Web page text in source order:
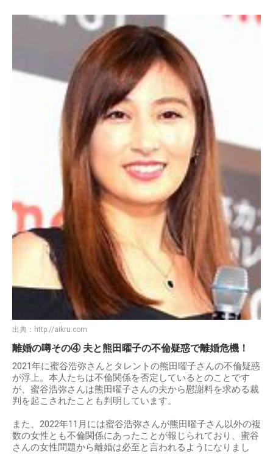
出典： http://aikru.com
離婚の噂その④ 夫と熊田曜子の不倫疑惑で離婚危機！
2021年に蜜谷浩弥さんとタレントの熊田曜子さんの不倫疑惑
が浮上。本人たちは不倫関係を否定しているとのことです
が、蜜谷浩弥さんは熊田曜子さんの夫から慰謝料を求める裁
判を起こされたことも判明しています。
また、2022年11月には蜜谷浩弥さんが熊田曜子さん以外の複
数の女性とも不倫関係にあったことが報じられており、蜜谷
さんの女性問題から離婚は必至と言われるようになりまし